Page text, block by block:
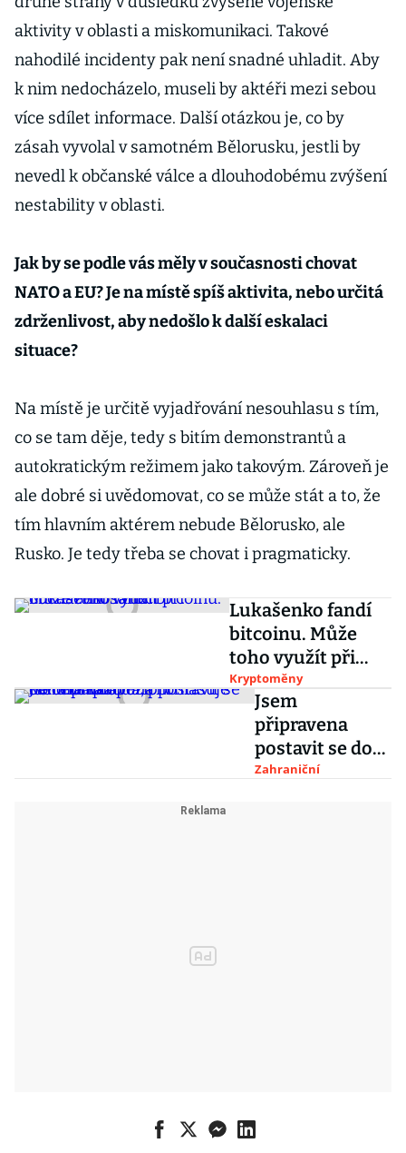
aktivity v oblasti a miskomunikaci. Takové
nahodilé incidenty pak není snadné uhladit. Aby
k nim nedocházelo, museli by aktéři mezi sebou
více sdílet informace. Další otázkou je, co by
zásah vyvolal v samotném Bělorusku, jestli by
nevedl k občanské válce a dlouhodobému zvýšení
nestability v oblasti.
Jak by se podle vás měly v současnosti chovat
NATO a EU? Je na místě spíš aktivita, nebo určitá
zdrženlivost, aby nedošlo k další eskalaci
situace?
Na místě je určitě vyjadřování nesouhlasu s tím,
co se tam děje, tedy s bitím demonstrantů a
autokratickým režimem jako takovým. Zároveň je
ale dobré si uvědomovat, co se může stát a to, že
tím hlavním aktérem nebude Bělorusko, ale
Rusko. Je tedy třeba se chovat i pragmaticky.
Lukašenko fandí
bitcoinu. Může
toho využít při
obcházení sankcí
Kryptoměny
Jsem
připravena
postavit se do
čela národa,
Zahraniční